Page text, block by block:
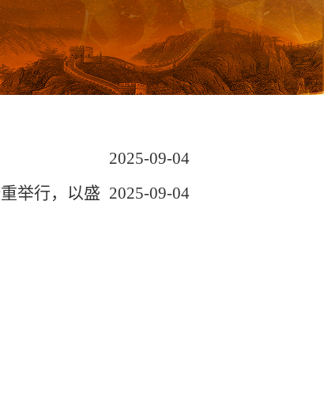
2025-09-04
举行，以盛 2025-09-04